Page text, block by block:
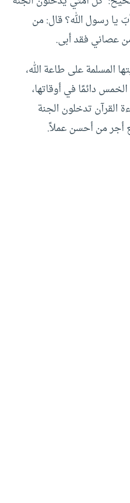
يا رسول الله؟ قال: من
عصاني فقد أبى.
المسلمة على طاعة الله،
دائمًا في أوقاتها،
القرآن تدخلون الجنة
أجر من أحسن عملاً.